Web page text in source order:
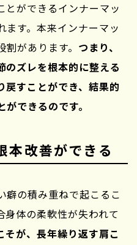
とができるインナーマッ
ます。本来インナーマッ
があります。 つまり、
のズレを根本的に整える
戻すことができ、結果的
できるのです。
改善ができる
癖の積み重ねで起こるこ
身体の柔軟性が失われて
そが、長年繰り返す肩こ